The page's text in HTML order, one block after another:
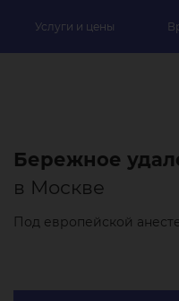
Услуги и цены
Бережное
в Москве
Под европейской